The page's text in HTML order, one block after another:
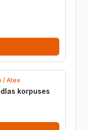
/ Atex
korpuses